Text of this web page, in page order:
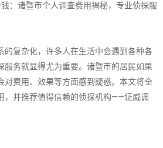
：诸暨市个人调查费用揭秘，专业侦探服
的复杂化，许多人在生活中会遇到各种各
服务就显得尤为重要。诸暨市的居民如果
对费用、效果等方面感到疑惑。本文将全
，并推荐值得信赖的侦探机构——证威调